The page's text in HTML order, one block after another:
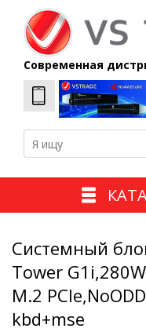
Современная
Системный
Tower
M.2
kbd+mse